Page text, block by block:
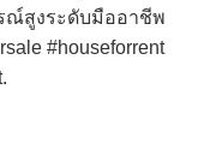
ณ์สูงระดับมืออาชีพ
#houseforrent